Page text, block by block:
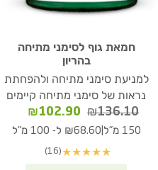
חמאת גוף לסימני מתיחה
בהריון
למניעת סימני מתיחה ולהפחתת
נראות של סימני מתיחה קיימים
₪136.10
המחיר
המקורי
₪136.10.
₪102.90
המחיר
הנוכחי
150 מ"ל ₪68.60 ל- 100 מ"ל
★
★
★
★
★
(16)